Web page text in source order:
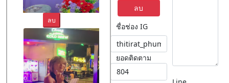
ลบ
ลบ
ชื่อช่อง IG
ยอดติดตาม